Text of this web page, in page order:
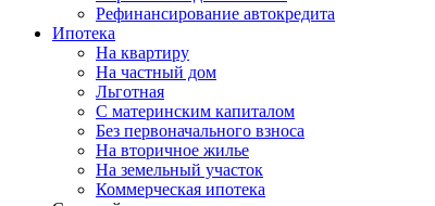
Рефинансирование автокредита
Ипотека
На квартиру
На частный дом
Льготная
С материнским капиталом
Без первоначального взноса
На вторичное жилье
На земельный участок
Коммерческая ипотека